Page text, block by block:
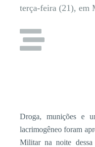
terça-feira (21), em
Droga, munições e
lacrimogêneo foram
Militar na noite